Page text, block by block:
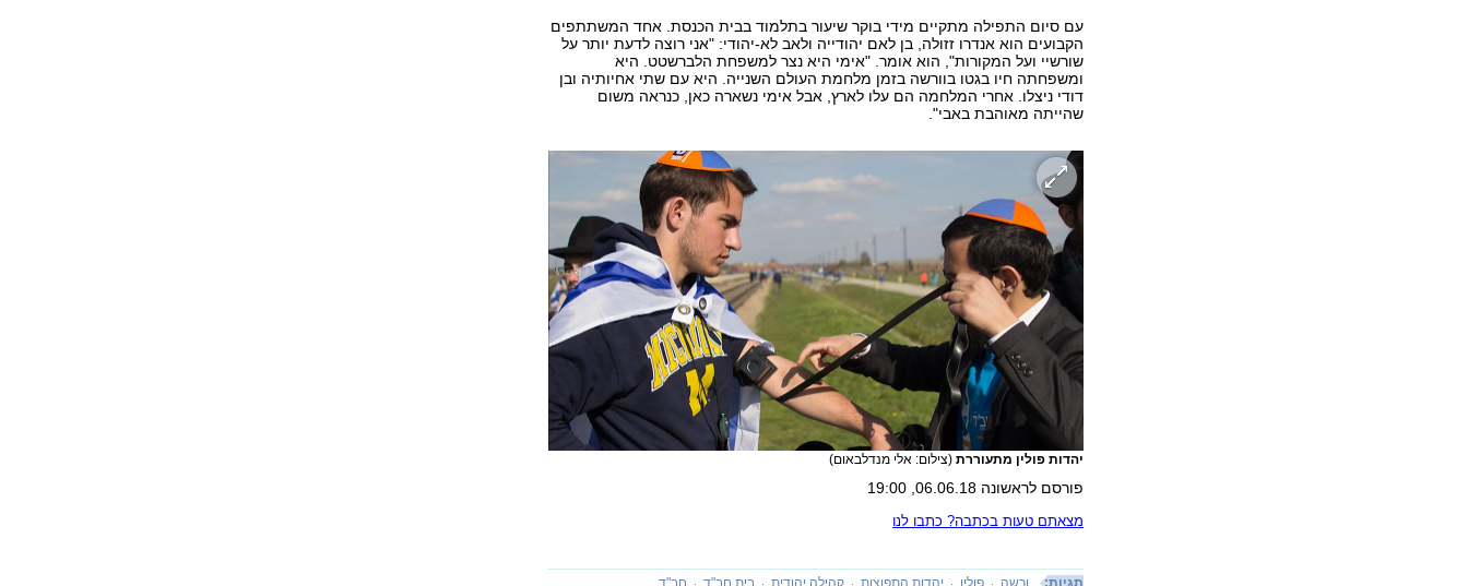
עם סיום התפילה מתקיים מידי בוקר שיעור בתלמוד בבית הכנסת. אחד המשתתפים
הקבועים הוא אנדרו זזולה, בן לאם יהודייה ולאב לא-יהודי: "אני רוצה לדעת יותר על
שורשיי ועל המקורות", הוא אומר. "אימי היא נצר למשפחת הלברשטט. היא
ומשפחתה חיו בגטו בוורשה בזמן מלחמת העולם השנייה. היא עם שתי אחיותיה ובן
דודי ניצלו. אחרי המלחמה הם עלו לארץ, אבל אימי נשארה כאן, כנראה משום
שהייתה מאוהבת באבי".
יהדות פולין מתעוררת (צילום: אלי מנדלבאום)
פורסם לראשונה 06.06.18, 19:00
מצאתם טעות בכתבה? כתבו לנו
תגיות: ורשה פולין יהדות התפוצות קהילה יהודית בית חב"ד חב"ד